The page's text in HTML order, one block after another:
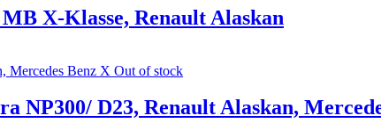
X-Klasse, Renault Alaskan
Out of stock
NP300/ D23, Renault Alaskan,